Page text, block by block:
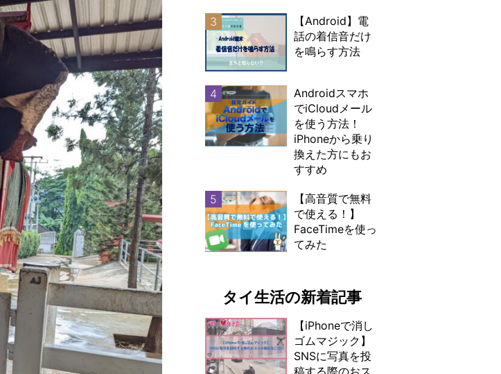
3
【Android】電
話の着信音だけ
を鳴らす方法
4
Androidスマホ
でiCloudメール
を使う方法！
iPhoneから乗り
換えた方にもお
すすめ
5
【高音質で無料
で使える！】
FaceTimeを使っ
てみた
タイ生活の新着記事
【iPhoneで消し
ゴムマジック】
SNSに写真を投